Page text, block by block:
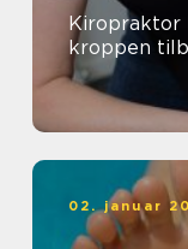
Kiropraktor
kroppen
02. januar